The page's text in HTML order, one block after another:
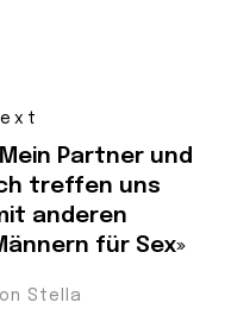
Partner und
treffen uns
anderen
für Sex»
Stella